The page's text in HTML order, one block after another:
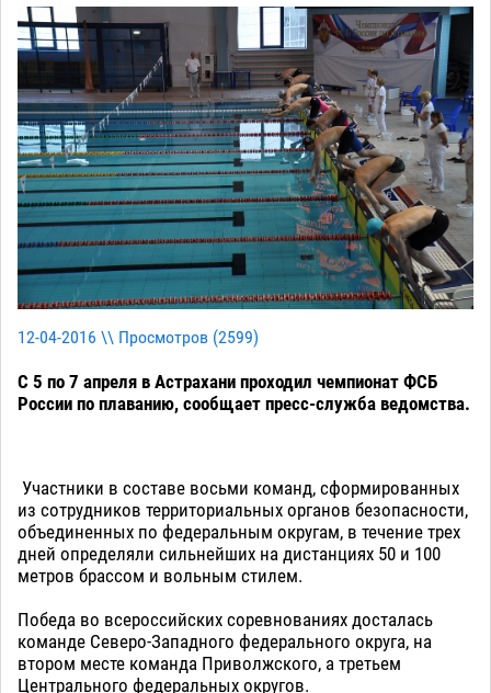
12-04-2016 \\ Просмотров (2599)
С 5 по 7 апреля в Астрахани проходил чемпионат ФСБ
России по плаванию, сообщает пресс-служба ведомства.
Участники в составе восьми команд, сформированных
из сотрудников территориальных органов безопасности,
объединенных по федеральным округам, в течение трех
дней определяли сильнейших на дистанциях 50 и 100
метров брассом и вольным стилем.
Победа во всероссийских соревнованиях досталась
команде Северо-Западного федерального округа, на
втором месте команда Приволжского, а третьем
Центрального федеральных округов.